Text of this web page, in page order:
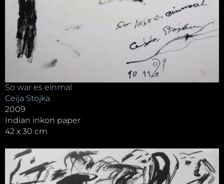
So war es einmal
Ceija Stojka
2009
Indian inkon paper
42 x 30 cm